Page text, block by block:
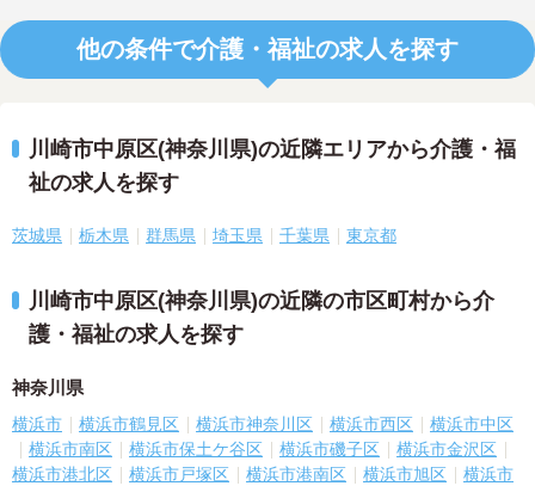
他の条件で介護・福祉の求人を探す
川崎市中原区(神奈川県)の近隣エリアから介護・福
祉の求人を探す
茨城県 栃木県 群馬県 埼玉県 千葉県 東京都
川崎市中原区(神奈川県)の近隣の市区町村から介
護・福祉の求人を探す
神奈川県
横浜市 横浜市鶴見区 横浜市神奈川区 横浜市西区
横浜市中区
横浜市南区
横浜市保土ケ谷区 横浜市磯子区
横浜市金沢区
横浜市港北区
横浜市戸塚区 横浜市港南区 横浜市旭区
横浜市